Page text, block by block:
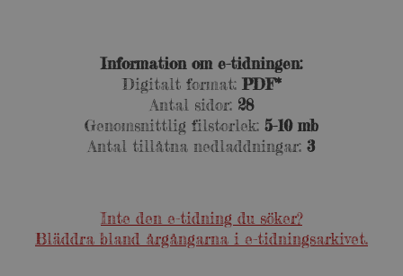
Information om e-tidningen:
Digitalt format: PDF*
Antal sidor: 28
Genomsnittlig filstorlek: 5-10 mb
Antal tillåtna nedladdningar: 3
Inte den e-tidning du söker?
Bläddra bland årgångarna i e-tidningsarkivet.